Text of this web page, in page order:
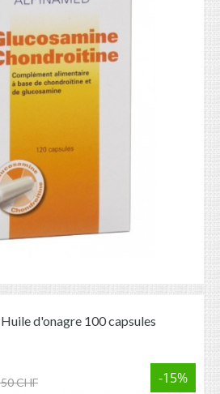
d'onagre 100 capsules
CHF -15%